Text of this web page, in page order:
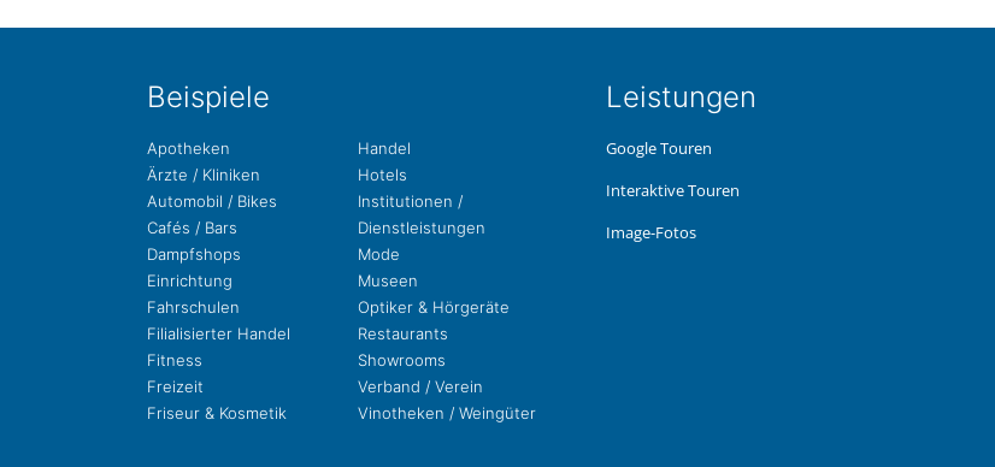
Bei­spie­le
Apo­the­ken
Ärzte / Kliniken
Auto­mo­bil / Bikes
Cafés / Bars
Dampf­shops
Ein­rich­tung
Fahr­schu­len
Filia­li­sier­ter Handel
Fit­ness
Freizeit
Fri­seur & Kosmetik
Handel
Hotels
Insti­tu­tio­nen /
Dienstleistungen
Mode
Museen
Opti­ker & Hörgeräte
Restau­rants
Show­rooms
Ver­band / Verein
Vino­the­ken / Weingüter
Leis­tun­gen
Google Touren
Inter­ak­ti­ve Touren
Image-Fotos